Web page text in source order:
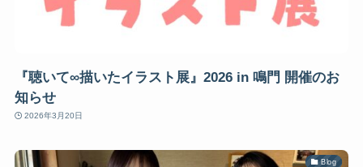
『聴いて∞描いたイラスト展』2026 in 鳴門 開催のお
知らせ
2026年3月20日
Blog